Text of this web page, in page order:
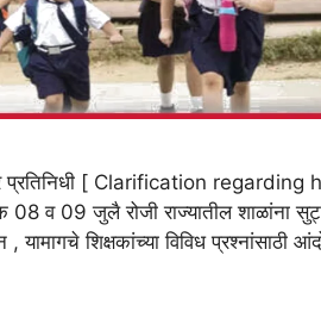
प्रतिनिधी [ Clarification
व 09 जुलै रोजी राज्यातील शाळांना
यामागचे शिक्षकांच्या विविध